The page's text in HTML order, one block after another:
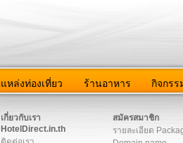
แหล่งท่องเที่ยว ร้านอาหาร กิจกรร
เกี่ยวกับเรา
HotelDirect.in.th
สมัครสมาชิก
รายละเอียด